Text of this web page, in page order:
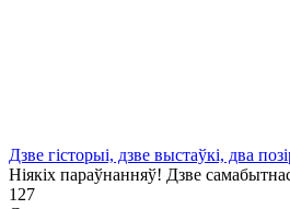
Дзве гісторыі, дзве выстаўкі, два
Ніякіх параўнанняў! Дзве
1 27